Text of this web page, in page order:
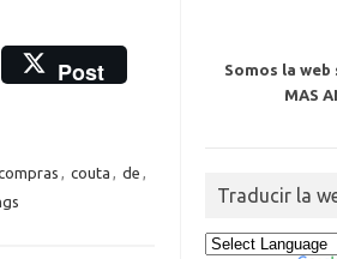
Post
, couta , de ,
Somos la
MAS
Traducir la